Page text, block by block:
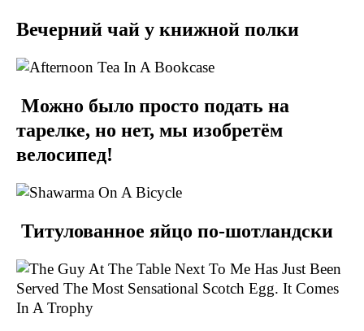
Вечерний чай у книжной полки
Можно было просто подать на
тарелке, но нет, мы изобретём
велосипед!
Титулованное яйцо по-шотландски